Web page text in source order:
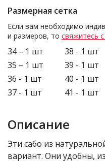
Размерная сетка
Если вам необходимо
и размеров, то свяжитесь
34 – 1 шт
35 – 1 шт
36 - 1 шт
37 - 1 шт
38 - 1 шт
39 - 1 шт
40 - 1 шт
41 - 1 шт
Описание
Эти сабо из
вариант. Они удобны,